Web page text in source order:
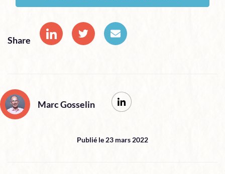
Share
Marc Gosselin
Publié le 23 mars 2022